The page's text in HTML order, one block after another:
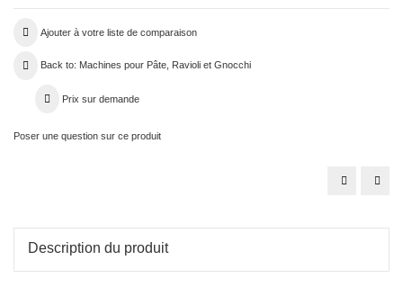
Ajouter à votre liste de comparaison
Back to: Machines pour Pâte, Ravioli et Gnocchi
Prix sur demande
Poser une question sur ce produit
PRESSE
Description du produit